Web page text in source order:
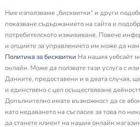
Ние използваме „бисквитки“ и други
показване съдържанието на сайта и
потребителското изживяване. Повече
и опциите за управлението им може да
Политика за бисквитки На нашия уебсайт
онлайн. Може да ползвате тази услуга с
Данните, предоставени и в двата случая,
и единствено с цел осъществяване
Допълнително имате възможност да се
като недаването на съгласие за това по
да станете клиент на нашия онлайн